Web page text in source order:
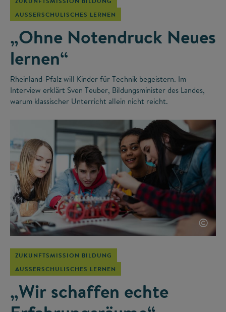
AUSSERSCHULISCHES LERNEN
„Ohne Notendruck Neues
lernen“
Rheinland-Pfalz will Kinder für Technik begeistern. Im
Interview erklärt Sven Teuber, Bildungsminister des Landes,
warum klassischer Unterricht allein nicht reicht.
©
ZUKUNFTSMISSION BILDUNG
AUSSERSCHULISCHES LERNEN
„Wir schaffen echte